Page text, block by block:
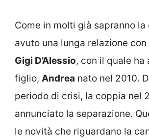
Come in molti già sapranno la
avuto una lunga relazione
Gigi D’Alessio, con il quale ha
figlio, Andrea nato nel 2010.
periodo di crisi, la coppia nel
annunciato la separazione.
le novità che riguardano la